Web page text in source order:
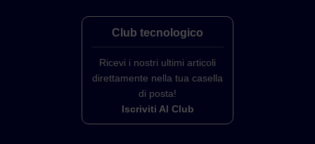
Club tecnologico
Ricevi i nostri ultimi articoli
direttamente nella tua casella
di posta!
Iscriviti Al Club